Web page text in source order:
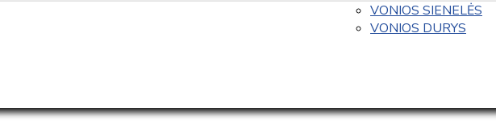
VONIOS SIENELĖS
VONIOS DURYS